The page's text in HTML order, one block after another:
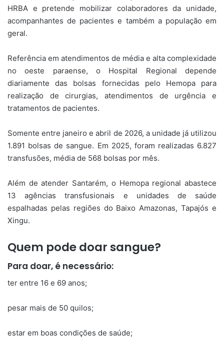
HRBA e pretende mobilizar colaboradores da unidade,
acompanhantes de pacientes e também a população em
geral.
Referência em atendimentos de média e alta complexidade
no oeste paraense, o Hospital Regional depende
diariamente das bolsas fornecidas pelo Hemopa para
realização de cirurgias, atendimentos de urgência e
tratamentos de pacientes.
Somente entre janeiro e abril de 2026, a unidade já utilizou
1.891 bolsas de sangue. Em 2025, foram realizadas 6.827
transfusões, média de 568 bolsas por mês.
Além de atender Santarém, o Hemopa regional abastece
13 agências transfusionais e unidades de saúde
espalhadas pelas regiões do Baixo Amazonas, Tapajós e
Xingu.
Quem pode doar sangue?
Para doar, é necessário:
ter entre 16 e 69 anos;
pesar mais de 50 quilos;
estar em boas condições de saúde;